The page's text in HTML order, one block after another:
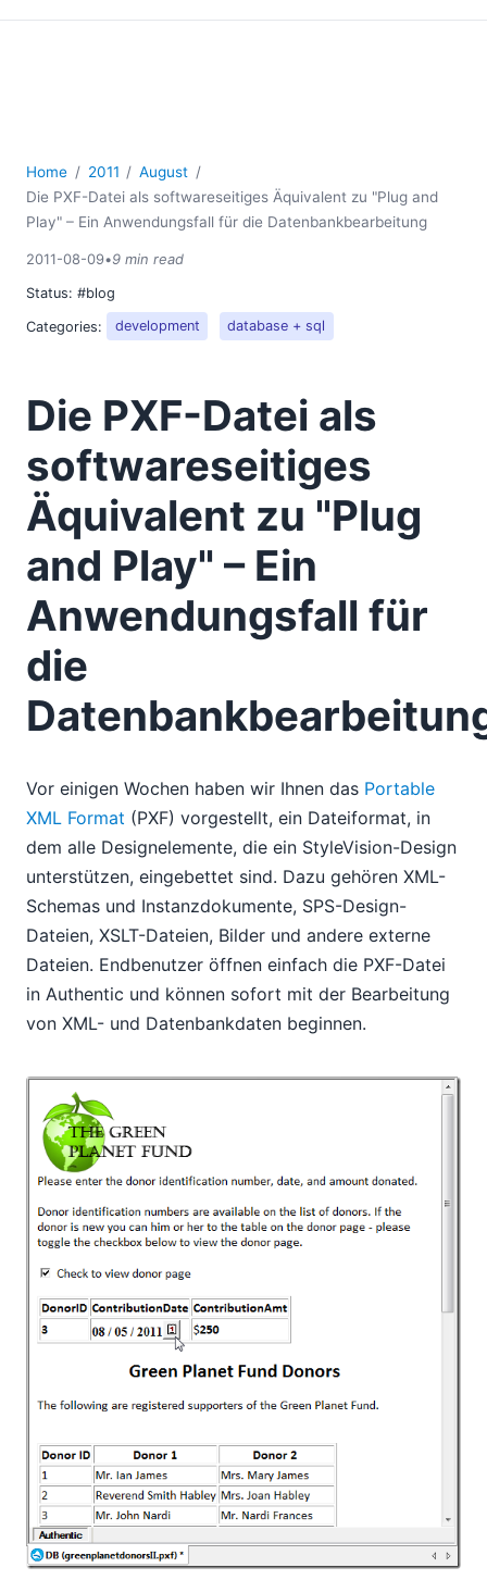
Home 2011
August
Die PXF-Datei als softwareseitiges Äquivalent zu "Plug and
Play" – Ein Anwendungsfall für die Datenbankbearbeitung
2011-08-09•9 min read
Status: #blog
Categories:
development database + sql
Die PXF-Datei als
softwareseitiges
Äquivalent zu "Plug
and Play" – Ein
Anwendungsfall für
die
Vor einigen Wochen haben wir Ihnen das Portable
XML Format (PXF) vorgestellt, ein Dateiformat, in
dem alle Designelemente, die ein StyleVision-Design
unterstützen, eingebettet sind. Dazu gehören XML-
Schemas und Instanzdokumente, SPS-Design-
Dateien, XSLT-Dateien, Bilder und andere externe
Dateien. Endbenutzer öffnen einfach die PXF-Datei
in Authentic und können sofort mit der Bearbeitung
von XML- und Datenbankdaten beginnen.